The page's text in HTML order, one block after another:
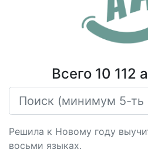
Всего 10 112
Решила к Новому году
восьми языках.